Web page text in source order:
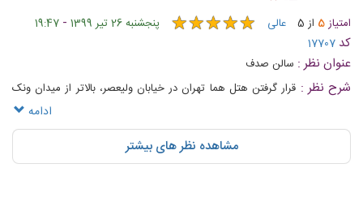
امتیاز5 از 5 عالی ★★★★★
★★★★★ پنجشنبه 26 تیر 1399 -
19:47
کد 17707
عنوان نظر : سالن صدف
شرح نظر : قرار گرفتن هتل هما تهران در خیابان ولیعصر، بالاتر از میدان ونک
سبب شده تا با انتخاب سالن های این هتل، میهمانان شما به راحتی می‌توانند
خود را به مراسم شما برسانند.
ادامه
مشاهده نظر های بیشتر